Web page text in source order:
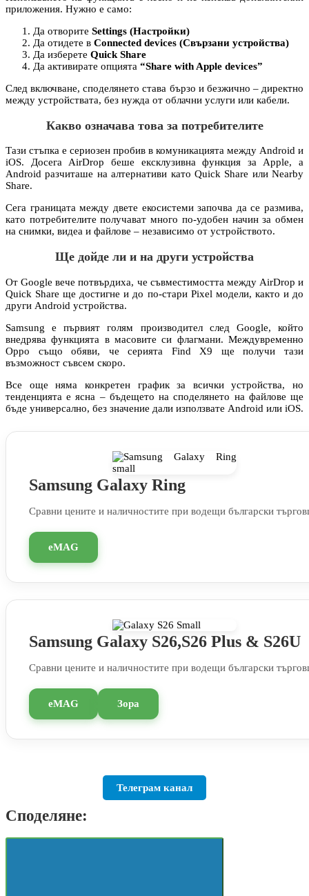
приложения. Нужно е само:
Да отворите Settings (Настройки)
Да отидете в Connected devices (Свързани устройства)
Да изберете Quick Share
Да активирате опцията “Share with Apple devices”
След включване, споделянето става бързо и безжично – директно
между устройствата, без нужда от облачни услуги или кабели.
Какво означава това за потребителите
Тази стъпка е сериозен пробив в комуникацията между Android и
iOS. Досега AirDrop беше ексклузивна функция за Apple, а
Android разчиташе на алтернативи като Quick Share или Nearby
Share.
Сега границата между двете екосистеми започва да се размива,
като потребителите получават много по-удобен начин за обмен
на снимки, видеа и файлове – независимо от устройството.
Ще дойде ли и на други устройства
От Google вече потвърдиха, че съвместимостта между AirDrop и
Quick Share ще достигне и до по-стари Pixel модели, както и до
други Android устройства.
Samsung е първият голям производител след Google, който
внедрява функцията в масовите си флагмани. Междувременно
Oppo също обяви, че серията Find X9 ще получи тази
възможност съвсем скоро.
Все още няма конкретен график за всички устройства, но
тенденцията е ясна – бъдещето на споделянето на файлове ще
бъде универсално, без значение дали използвате Android или iOS.
Samsung Galaxy Ring
Сравни цените и наличностите при водещи български
eMAG
Samsung Galaxy S26,S26 Plus & S26U
Сравни цените и наличностите при водещи български
eMAG Зора
Телеграм канал
Споделяне: